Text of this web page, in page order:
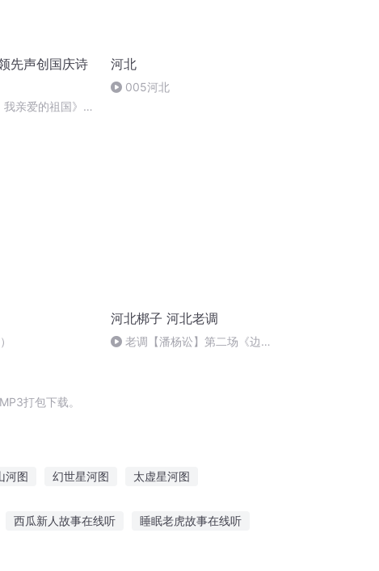
先声创国庆诗
我亲爱的祖国》温
河北
005河北
河北梆子 河北老调
老调【潘杨讼】第二场《边疆
打包下载。
河图 幻世星河图 太虚星河图
西瓜新人故事在线听 睡眠老虎故事在线听